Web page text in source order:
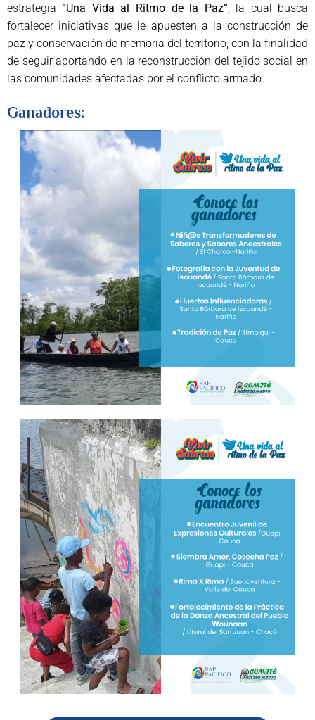
estrategia “Una Vida al Ritmo de la Paz” , la cual busca
fortalecer iniciativas que le apuesten a la construcción de
paz y conservación de memoria del territorio, con la finalidad
de seguir aportando en la reconstrucción del tejido social en
las comunidades afectadas por el conflicto armado.
Ganadores: